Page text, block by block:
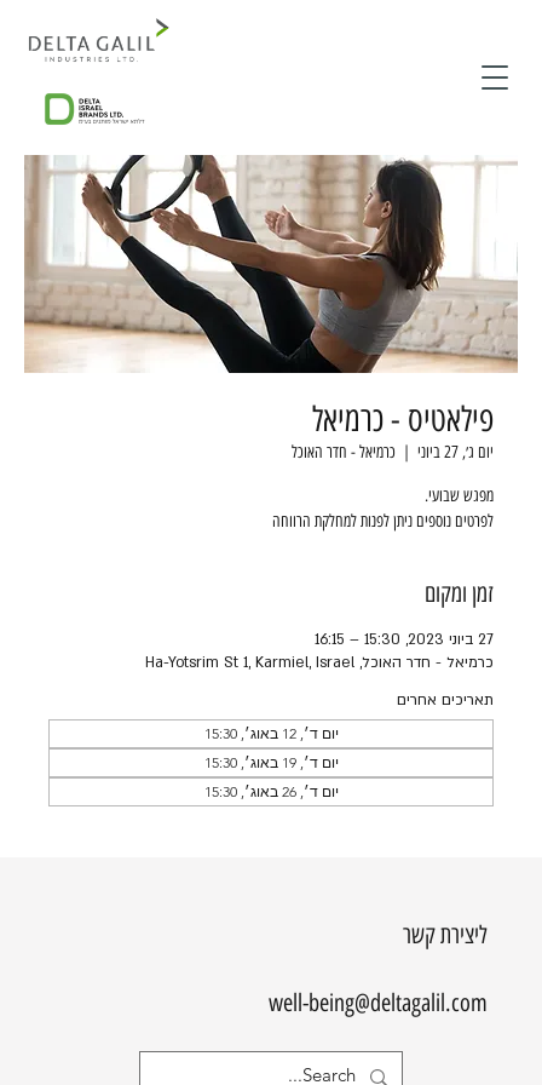
פילאטיס - כרמיאל
יום ג׳, 27 ביוני
  |
כרמיאל - חדר האוכל
לפרטים נוספים ניתן לפנות למחלקת הרווחה
זמן ומקום
27 ביוני 2023, 15:30 – 16:15
כרמיאל - חדר האוכל, Ha-Yotsrim St 1, Karmiel, Israel
תאריכים אחרים
יום ד׳, 12 באוג׳, 15:30
יום ד׳, 19 באוג׳, 15:30
יום ד׳, 26 באוג׳, 15:30
ליצירת קשר
well-being@deltagalil.com